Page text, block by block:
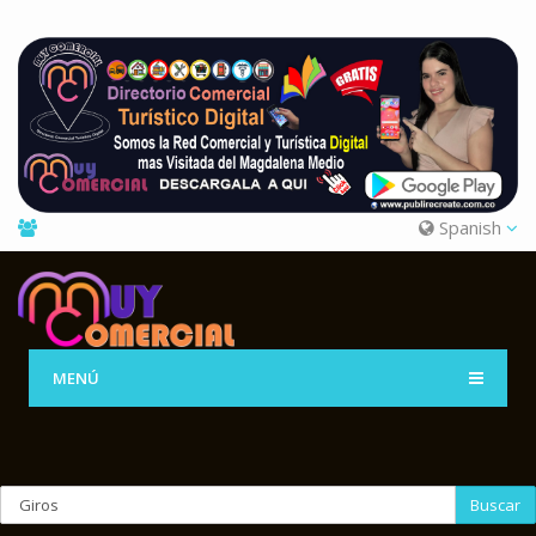
Spanish
MENÚ
Buscar